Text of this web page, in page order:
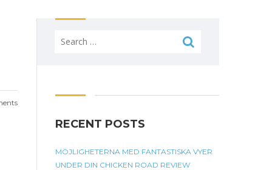
Search
RECENT POSTS
MÖJLIGHETERNA MED FANTASTISKA VYER
UNDER DIN CHICKEN ROAD REVIEW